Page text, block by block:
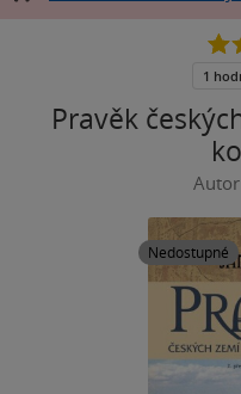
Pravěk
Autor
Nedostupné
4.0
5
1